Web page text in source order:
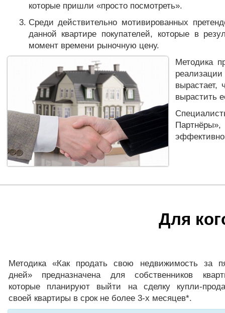
которые пришли «просто посмотреть».
Среди действительно мотивированных
данной квартире покупателей, которые в
момент времени рыночную цену.
Методика
вырастает,
вырастить
Партнёры»,
эффективно
Для
Методика «Как продать свою недвижимость за
дней» предназначена для собственников
которые планируют выйти на сделку купли-
своей квартиры в срок не более 3-х месяцев*.